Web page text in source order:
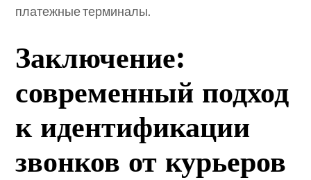
платежные терминалы.
Заключение:
современный подход
к идентификации
звонков от курьеров